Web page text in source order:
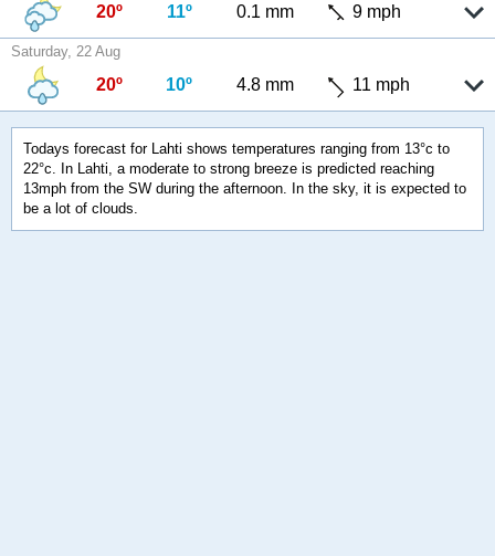
20º 11º 0.1 mm 9 mph
Saturday, 22 Aug
20º 10º 4.8 mm 11 mph
Todays forecast for Lahti shows temperatures ranging from 13°c to
22°c. In Lahti, a moderate to strong breeze is predicted reaching
13mph from the SW during the afternoon. In the sky, it is expected to
be a lot of clouds.